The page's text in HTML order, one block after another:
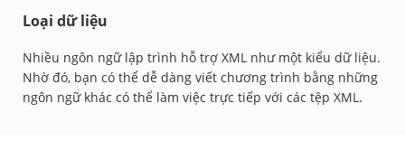
Loại dữ liệu
Nhiều ngôn ngữ lập trình hỗ trợ XML như một kiểu dữ liệu.
Nhờ đó, bạn có thể dễ dàng viết chương trình bằng những
ngôn ngữ khác có thể làm việc trực tiếp với các tệp XML.